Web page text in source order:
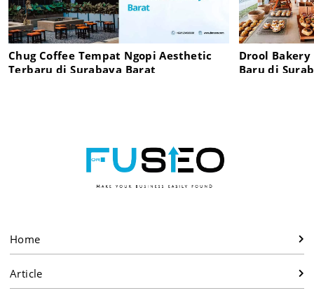
Chug Coffee Tempat Ngopi Aesthetic
Terbaru di Surabaya Barat
Drool
Baru di
Home
Article